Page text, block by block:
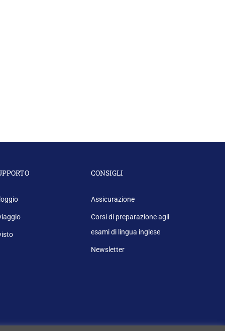
CONSIGLI
Assicurazione
Corsi di preparazione agli
esami di lingua inglese
Newsletter